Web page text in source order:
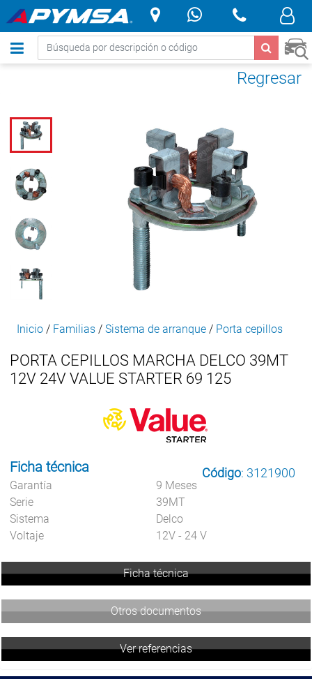
.
Regresar
Inicio / Familias / Sistema de arranque / Porta cepillos
PORTA CEPILLOS MARCHA DELCO 39MT
12V 24V VALUE STARTER 69 125
Código: 3121900
Ficha técnica
Garantía
9 Meses
Serie
39MT
Sistema
Delco
Voltaje
12V - 24 V
Ficha técnica
Otros documentos
Ver referencias